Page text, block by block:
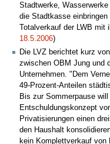
Stadtwerke,
die Stadtkasse
Totalverkauf der LWB mit
18.5.2006)
Die LVZ berichtet kurz
zwischen OBM Jung und
Unternehmen. "Dem
49-Prozent-Anteilen
Bis zur Sommerpause
Entschuldungskonzept
Privatisierungen einen
den Haushalt
kein Komplettverkauf von